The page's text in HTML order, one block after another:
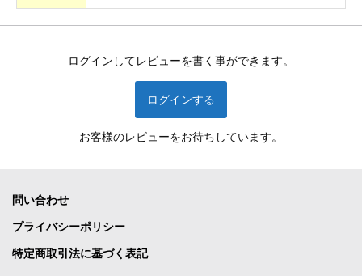
ログインしてレビューを書く事ができます。
ログインする
お客様のレビューをお待ちしています。
問い合わせ
プライバシーポリシー
特定商取引法に基づく表記